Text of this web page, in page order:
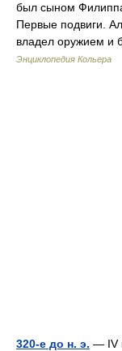
был сыном
Первые подвиги.
владел оружием
Энциклопедия Кольера
320-е до н. э. — IV